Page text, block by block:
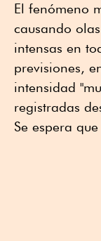
El fenómeno
causando
intensas en
previsiones,
intensidad
registradas
Se espera